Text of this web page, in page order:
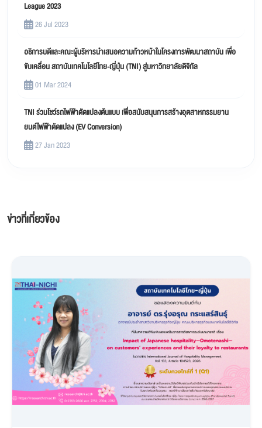
League 2023
26 Jul 2023
อธิการบดีและคณะผู้บริหารนำเสนอความก้าวหน้าในโครงการพัฒนาสถาบัน เพื่อ
ขับเคลื่อน สถาบันเทคโนโลยีไทย-ญี่ปุ่น (TNI) สู่มหาวิทยาลัยดิจิทัล
01 Mar 2024
TNI ร่วมโชว์รถไฟฟ้าดัดแปลงต้นแบบ เพื่อสนับสนุนการสร้างอุตสาหกรรมยาน
ยนต์ไฟฟ้าดัดแปลง (EV Conversion)
27 Jan 2023
ข่าวที่เกี่ยวข้อง